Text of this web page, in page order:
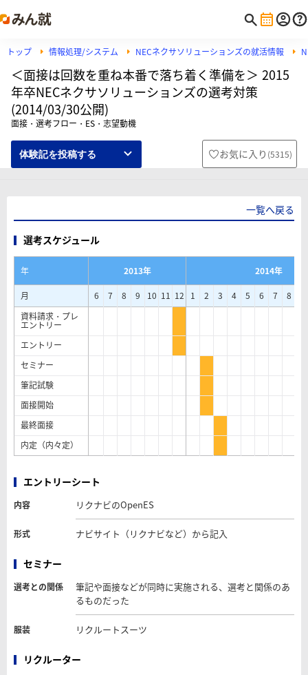
トップ 情報処理/システム NECネクサソリューションズの就活情報
＜面接は回数を重ね本番で落ち着く準備を＞ 2015
年卒NECネクサソリューションズの選考対策
(2014/03/30公開)
面接・選考フロー・ES・志望動機
体験記を投稿する お気に入り (5315)
一覧へ戻る
選考スケジュール
年 2013年
2014年
月
6 7 8 9 10 11 12 1 2 3 4 5 6 7 8
資料請求・プレ
エントリー
エントリー
セミナー
筆記試験
面接開始
最終面接
内定（内々定）
エントリーシート
内容 リクナビのOpenES
形式 ナビサイト（リクナビなど）から記入
セミナー
選考との関係
筆記や面接などが同時に実施される、選考と関係のあ
るものだった
服装 リクルートスーツ
リクルーター